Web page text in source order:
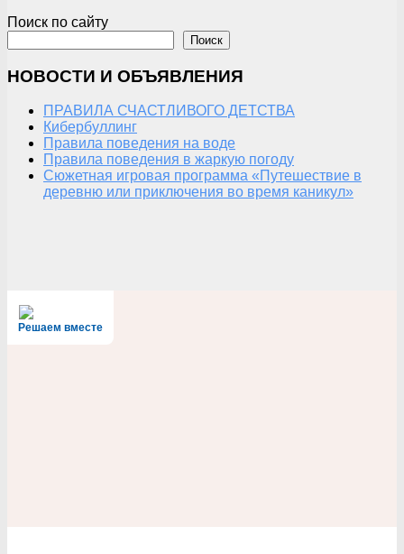
Поиск по сайту
Поиск
НОВОСТИ И ОБЪЯВЛЕНИЯ
ПРАВИЛА СЧАСТЛИВОГО ДЕТСТВА
Кибербуллинг
Правила поведения на воде
Правила поведения в жаркую погоду
Сюжетная игровая программа «Путешествие в
деревню или приключения во время каникул»
Решаем вместе